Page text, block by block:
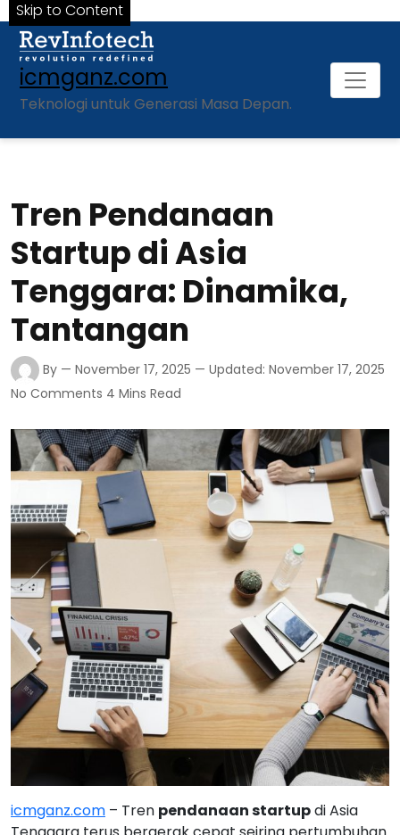
Skip to Content
icmganz.com
Teknologi untuk Generasi Masa Depan.
Tren Pendanaan
Startup di Asia
Tenggara: Dinamika,
Tantangan
By — November 17, 2025 — Updated: November 17, 2025
No Comments 4 Mins Read
icmganz.com – Tren pendanaan startupdi Asia